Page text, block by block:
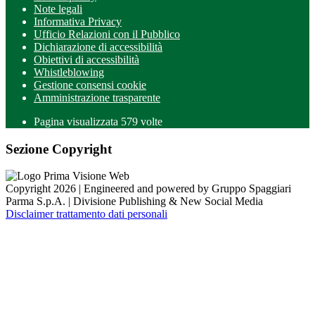
Note legali
Informativa Privacy
Ufficio Relazioni con il Pubblico
Dichiarazione di accessibilità
Obiettivi di accessibilità
Whistleblowing
Gestione consensi cookie
Amministrazione trasparente
Pagina visualizzata 579 volte
Sezione Copyright
Copyright 2026 | Engineered and powered by Gruppo Spaggiari
Parma S.p.A. | Divisione Publishing & New Social Media
Disclaimer trattamento dati personali